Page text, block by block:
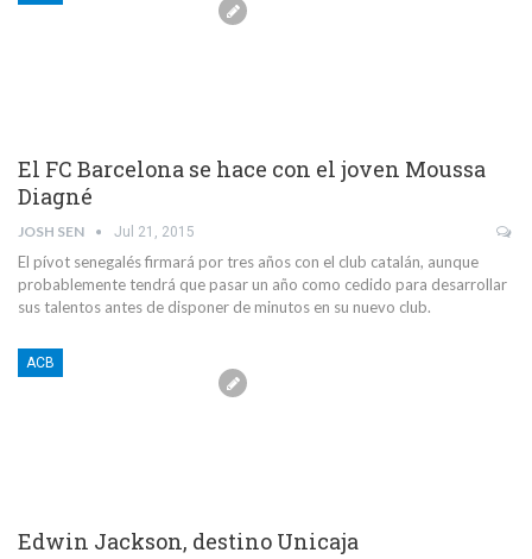
El FC Barcelona se hace con el joven Moussa
Diagné
JOSH SEN Jul 21, 2015
El pívot senegalés firmará por tres años con el club catalán, aunque
probablemente tendrá que pasar un año como cedido para desarrollar
sus talentos antes de disponer de minutos en su nuevo club.
ACB
Edwin Jackson, destino Unicaja